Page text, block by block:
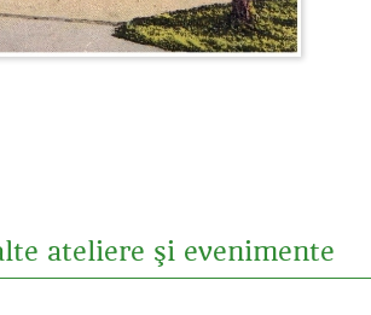
ateliere şi evenimente